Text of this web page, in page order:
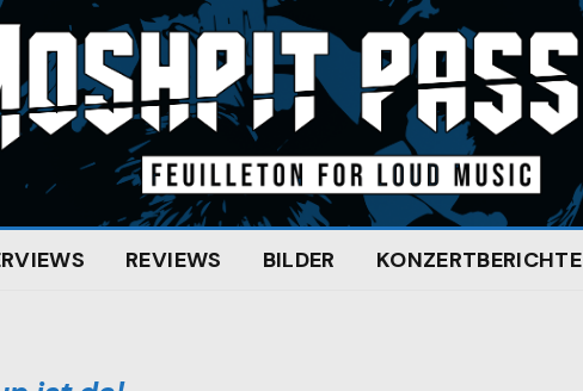
REVIEWS BILDER KONZERTBERICHTE